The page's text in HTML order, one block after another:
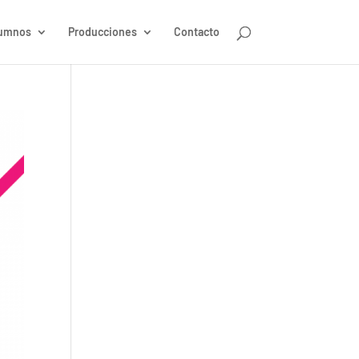
Producciones Contacto